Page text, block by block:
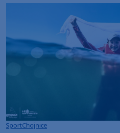
SportChojnice